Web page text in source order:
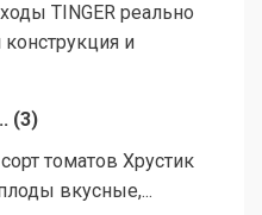
TINGER реально
и
(3)
томатов Хрустик
вкусные,...